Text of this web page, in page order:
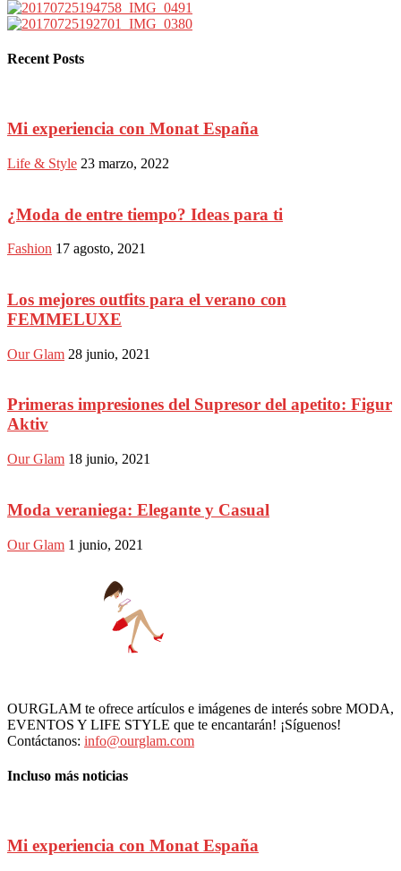
Recent Posts
Mi experiencia con Monat España
Life & Style 23 marzo, 2022
¿Moda de entre tiempo? Ideas para ti
Fashion 17 agosto, 2021
Los mejores outfits para el verano con
FEMMELUXE
Our Glam 28 junio, 2021
Primeras impresiones del Supresor del apetito: Figur
Aktiv
Our Glam 18 junio, 2021
Moda veraniega: Elegante y Casual
Our Glam 1 junio, 2021
OURGLAM te ofrece artículos e imágenes de interés sobre MODA,
EVENTOS Y LIFE STYLE que te encantarán! ¡Síguenos!
Contáctanos: info@ourglam.com
Incluso más noticias
Mi experiencia con Monat España